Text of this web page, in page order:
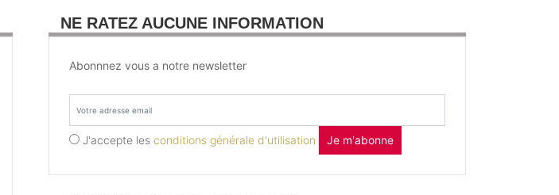
NE RATEZ AUCUNE INFORMATION
Abonnnez vous a notre newsletter
J'accepte les conditions générale d'utilisation Je m'abonne